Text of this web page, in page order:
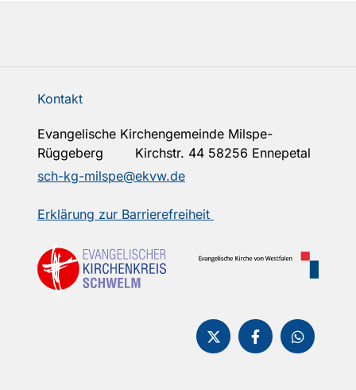
Kontakt
Evangelische Kirchengemeinde Milspe-
Rüggeberg Kirchstr. 44 58256 Ennepetal
sch-kg-milspe@ekvw.de
Erklärung zur Barrierefreiheit